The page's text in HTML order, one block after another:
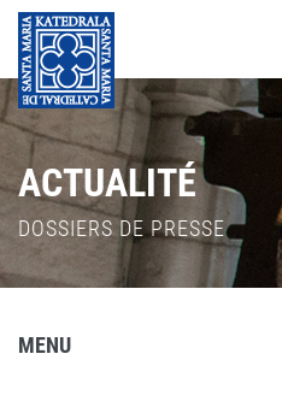
ACTUALITÉ
DOSSIERS DE PRESSE
MENU